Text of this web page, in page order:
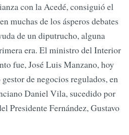
con la Acedé, consiguió el
muchas de los ásperos debates
de un diputrucho, alguna
era. El ministro del Interior
fue, José Luis Manzano, hoy
de negocios regulados, en
Daniel Vila, sucedido por
Presidente Fernández, Gustavo